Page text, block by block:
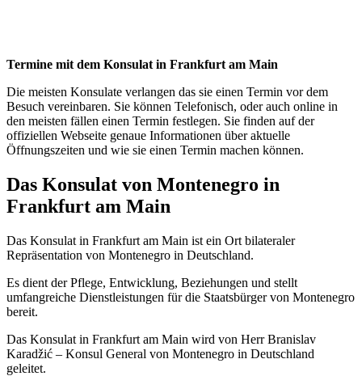
Termine mit dem Konsulat in Frankfurt am Main
Die meisten Konsulate verlangen das sie einen Termin vor dem
Besuch vereinbaren. Sie können Telefonisch, oder auch online in
den meisten fällen einen Termin festlegen. Sie finden auf der
offiziellen Webseite genaue Informationen über aktuelle
Öffnungszeiten und wie sie einen Termin machen können.
Das Konsulat von Montenegro in
Frankfurt am Main
Das Konsulat in Frankfurt am Main ist ein Ort bilateraler
Repräsentation von Montenegro in Deutschland.
Es dient der Pflege, Entwicklung, Beziehungen und stellt
umfangreiche Dienstleistungen für die Staatsbürger von Montenegro
bereit.
Das Konsulat in Frankfurt am Main wird von Herr Branislav
Karadžić – Konsul General von Montenegro in Deutschland
geleitet.